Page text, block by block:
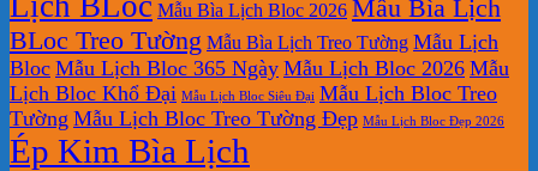
Mẫu Bìa Lịch Bloc 2026 Mẫu Bìa Lịch
BLoc Treo Tường Mẫu Bìa Lịch Treo Tường Mẫu Lịch
Bloc Mẫu Lịch Bloc 365 Ngày Mẫu Lịch Bloc 2026 Mẫu
Lịch Bloc Khổ Đại Mẫu Lịch Bloc Siêu Đại Mẫu Lịch Bloc Treo
Tường Mẫu Lịch Bloc Treo Tường Đẹp Mẫu Lịch Bloc Đẹp 2026
Ép Kim Bìa Lịch